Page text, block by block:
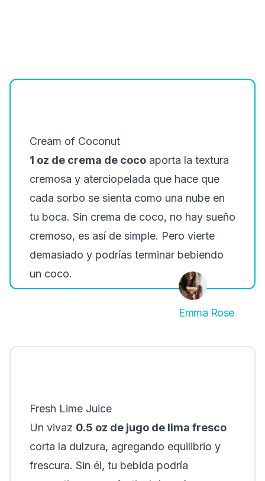
Cream of Coconut
1 oz de crema de coco aporta la textura
cremosa y aterciopelada que hace que
cada sorbo se sienta como una nube en
tu boca. Sin crema de coco, no hay sueño
cremoso, es así de simple. Pero vierte
demasiado y podrías terminar bebiendo
un coco.
Emma Rose
Fresh Lime Juice
Un vivaz 0.5 oz de jugo de lima fresco
corta la dulzura, agregando equilibrio y
frescura. Sin él, tu bebida podría